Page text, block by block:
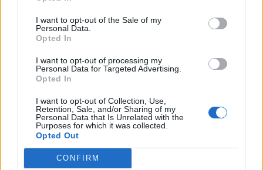
I want to opt-out of the Sale of my
Personal Data.
Opted In
I want to opt-out of processing my
Personal Data for Targeted Advertising.
Opted In
I want to opt-out of Collection, Use,
Retention, Sale, and/or Sharing of my
Personal Data that Is Unrelated with the
Purposes for which it was collected.
Opted Out
CONFIRM